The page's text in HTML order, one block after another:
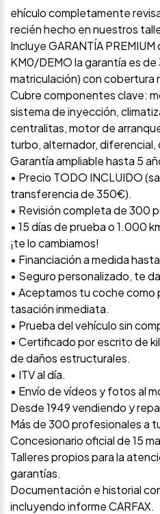
ehículo completamente
recién hecho en nuestros
Incluye GARANTÍA
KM0/DEMO la garantía es
matriculación) con cobertura
Cubre componentes clave:
sistema de inyección,
centralitas, motor de
turbo, alternador, diferencial,
Garantía ampliable hasta 5
• Precio TODO INCLUIDO
transferencia de 350€).
• Revisión completa de 300
• 15 días de prueba o 1.000
¡te lo cambiamos!
• Financiación a medida
• Seguro personalizado, te
• Aceptamos tu coche como
tasación inmediata.
• Prueba del vehículo sin
• Certificado por escrito de
de daños estructurales.
• ITV al día.
• Envío de vídeos y fotos al
Desde 1949 vendiendo y
Más de 300 profesionales a
Concesionario oficial de 15
Talleres propios para la
garantías.
Documentación e historial
incluyendo informe CARFAX.